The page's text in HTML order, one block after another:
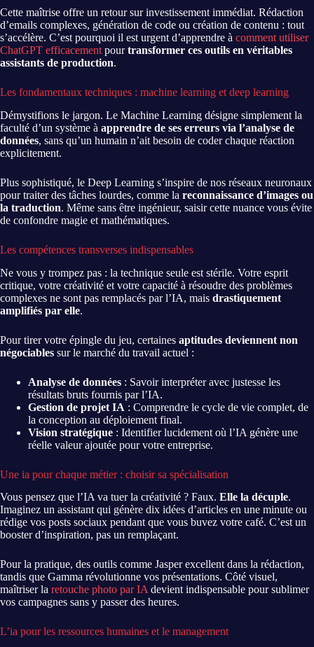
Cette maîtrise offre un retour sur investissement immédiat. Rédaction
d’emails complexes, génération de code ou création de contenu : tout
s’accélère. C’est pourquoi il est urgent d’apprendre à comment utiliser
ChatGPT efficacement pourtransformer ces outils en véritables
assistants de production.
Les fondamentaux techniques : machine learning et deep learning
Démystifions le jargon. Le Machine Learning désigne simplement la
faculté d’un système à apprendre de ses erreurs via l’analyse de
données, sans qu’un humain n’ait besoin de coder chaque réaction
explicitement.
Plus sophistiqué, le Deep Learning s’inspire de nos réseaux neuronaux
pour traiter des tâches lourdes, comme la reconnaissance d’images ou
la traduction. Même sans être ingénieur, saisir cette nuance vous évite
de confondre magie et mathématiques.
Les compétences transverses indispensables
Ne vous y trompez pas : la technique seule est stérile. Votre esprit
critique, votre créativité et votre capacité à résoudre des problèmes
complexes ne sont pas remplacés par l’IA, mais drastiquement
amplifiés par elle.
Pour tirer votre épingle du jeu, certaines aptitudes deviennent non
négociables sur le marché du travail actuel :
Analyse de données : Savoir interpréter avec justesse les
résultats bruts fournis par l’IA.
Gestion de projet IA : Comprendre le cycle de vie complet, de
la conception au déploiement final.
Vision stratégique : Identifier lucidement où l’IA génère une
réelle valeur ajoutée pour votre entreprise.
Une ia pour chaque métier : choisir sa spécialisation
Vous pensez que l’IA va tuer la créativité ? Faux. Elle la décuple.
Imaginez un assistant qui génère dix idées d’articles en une minute ou
rédige vos posts sociaux pendant que vous buvez votre café. C’est un
booster d’inspiration, pas un remplaçant.
Pour la pratique, des outils comme Jasper excellent dans la rédaction,
tandis que Gamma révolutionne vos présentations. Côté visuel,
maîtriser la retouche photo par IA devient indispensable pour sublimer
vos campagnes sans y passer des heures.
L’ia pour les ressources humaines et le management